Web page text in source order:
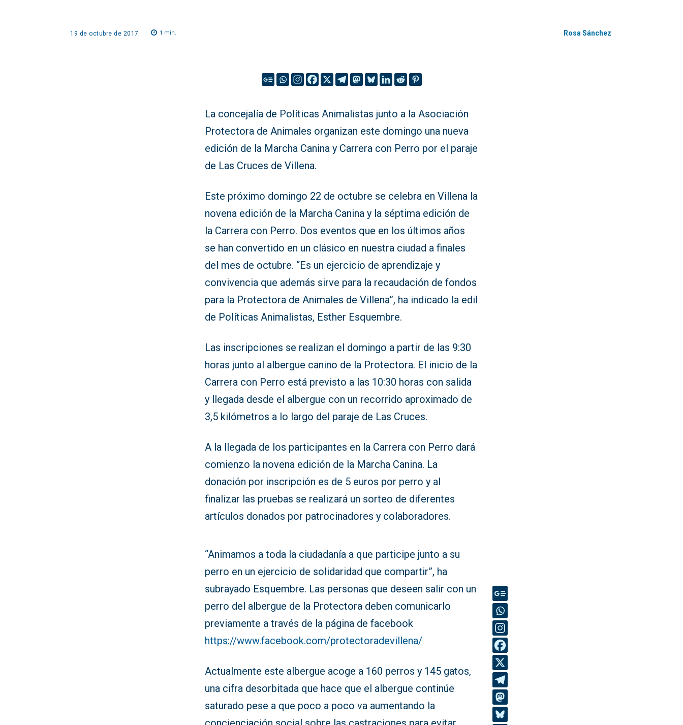
19 de octubre de 2017 1 min. Rosa Sánchez
La concejalía de Políticas Animalistas junto a la Asociación
Protectora de Animales organizan este domingo una nueva
edición de la Marcha Canina y Carrera con Perro por el paraje
de Las Cruces de Villena.
Este próximo domingo 22 de octubre se celebra en Villena la
novena edición de la Marcha Canina y la séptima edición de
la Carrera con Perro. Dos eventos que en los últimos años
se han convertido en un clásico en nuestra ciudad a finales
del mes de octubre. “Es un ejercicio de aprendizaje y
convivencia que además sirve para la recaudación de fondos
para la Protectora de Animales de Villena”, ha indicado la edil
de Políticas Animalistas, Esther Esquembre.
Las inscripciones se realizan el domingo a partir de las 9:30
horas junto al albergue canino de la Protectora. El inicio de la
Carrera con Perro está previsto a las 10:30 horas con salida
y llegada desde el albergue con un recorrido aproximado de
3,5 kilómetros a lo largo del paraje de Las Cruces.
A la llegada de los participantes en la Carrera con Perro dará
comienzo la novena edición de la Marcha Canina. La
donación por inscripción es de 5 euros por perro y al
finalizar las pruebas se realizará un sorteo de diferentes
artículos donados por patrocinadores y colaboradores.
“Animamos a toda la ciudadanía a que participe junto a su
perro en un ejercicio de solidaridad que compartir”, ha
subrayado Esquembre. Las personas que deseen salir con un
perro del albergue de la Protectora deben comunicarlo
previamente a través de la página de facebook
https://www.facebook.com/protectoradevillena/
Actualmente este albergue acoge a 160 perros y 145 gatos,
una cifra desorbitada que hace que el albergue continúe
saturado pese a que poco a poco va aumentando la